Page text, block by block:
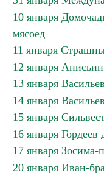
10 января
мясоед
11 января
12 января
13 января
14 января
15 января
16 января Гордеев
17 января Зосима-
20 января Иван-